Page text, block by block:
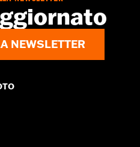
questo articolo è disponibile
chiavi “Key Safe”
la motocicletta, rimuovere il
gravi o morte.
nell’imballaggio del prodotto.
NEWSLETTER